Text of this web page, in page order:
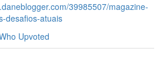
39985507/magazine-
desafios-atuais
Upvoted